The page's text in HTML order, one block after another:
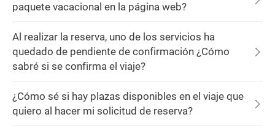
paquete vacacional en la página web?
Al realizar la reserva, uno de los servicios ha
quedado de pendiente de confirmación ¿Cómo
sabré si se confirma el viaje?
¿Cómo sé si hay plazas disponibles en el viaje que
quiero al hacer mi solicitud de reserva?